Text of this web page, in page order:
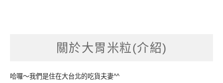
關於大胃米粒(介紹)
哈囉～我們是住在大台北的吃貨夫妻^^